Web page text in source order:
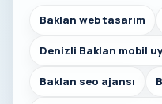
Baklan web tasarım
Denizli Baklan mobil
Baklan seo ajansı